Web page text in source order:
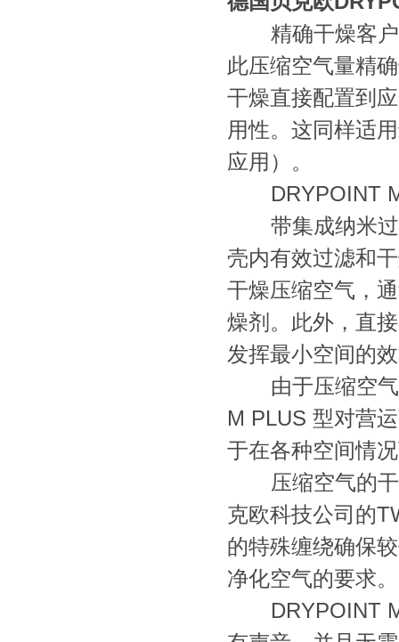
精确干燥客户
此压缩空气量精
干燥直接配置到
用性。这同样适
应用）。
DRYPOINT M
带集成纳米过
壳内有效过滤和
干燥压缩空气，
燥剂。此外，直
发挥最小空间的
由于压缩空气
M PLUS 型对营
于在各种空间情
压缩空气的干
克欧科技公司的
的特殊缠绕确保
净化空气的要求
DRYPOINT M